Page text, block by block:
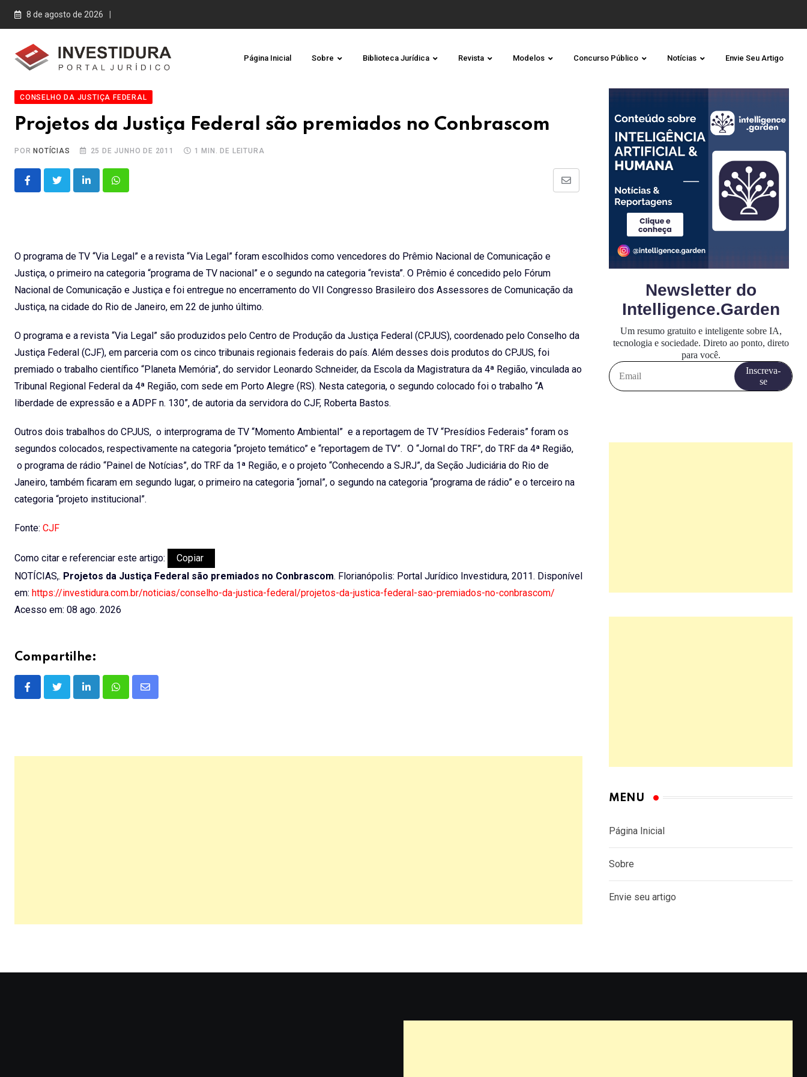
Skip
8 de agosto de 2026
Página Inicial Sobre Biblioteca Jurídica Revista Modelos Concurso Público Notícias Envie Seu Artigo
CONSELHO DA JUSTIÇA FEDERAL
Projetos da Justiça Federal são premiados no Conbrascom
PORNOTÍCIAS 25 DE JUNHO DE 2011 1 MIN. DE LEITURA
LinkedInWhatsapp
Share
O programa de TV “Via Legal” e a revista “Via Legal” foram escolhidos como vencedores do Prêmio Nacional de Comunicação e
Justiça, o primeiro na categoria “programa de TV nacional” e o segundo na categoria “revista”. O Prêmio é concedido pelo Fórum
Nacional de Comunicação e Justiça e foi entregue no encerramento do VII Congresso Brasileiro dos Assessores de Comunicação da
Justiça, na cidade do Rio de Janeiro, em 22 de junho último.
O programa e a revista “Via Legal” são produzidos pelo Centro de Produção da Justiça Federal (CPJUS), coordenado pelo Conselho da
Justiça Federal (CJF), em parceria com os cinco tribunais regionais federais do país. Além desses dois produtos do CPJUS, foi
premiado o trabalho científico “Planeta Memória”, do servidor Leonardo Schneider, da Escola da Magistratura da 4ª Região, vinculada ao
Tribunal Regional Federal da 4ª Região, com sede em Porto Alegre (RS). Nesta categoria, o segundo colocado foi o trabalho “A
liberdade de expressão e a ADPF n. 130”, de autoria da servidora do CJF, Roberta Bastos.
Outros dois trabalhos do CPJUS, o interprograma de TV “Momento Ambiental” e a reportagem de TV “Presídios Federais” foram os
segundos colocados, respectivamente na categoria “projeto temático” e “reportagem de TV”. O “Jornal do TRF”, do TRF da 4ª Região,
o programa de rádio “Painel de Notícias”, do TRF da 1ª Região, e o projeto “Conhecendo a SJRJ”, da Seção Judiciária do Rio de
Janeiro, também ficaram em segundo lugar, o primeiro na categoria “jornal”, o segundo na categoria “programa de rádio” e o terceiro na
categoria “projeto institucional”.
Fonte: CJF
Como citar e referenciar este artigo:
Copiar
NOTÍCIAS,. Projetos da Justiça Federal são premiados no Conbrascom. Florianópolis: Portal Jurídico Investidura, 2011. Disponível
em: https://investidura.com.br/noticias/conselho-da-justica-federal/projetos-da-justica-federal-sao-premiados-no-conbrascom/
Acesso em: 08 ago. 2026
Compartilhe:
LinkedInWhatsappShare
MENU
Página Inicial
Sobre
Envie seu artigo